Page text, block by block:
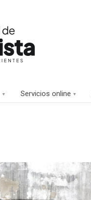
Servicios online